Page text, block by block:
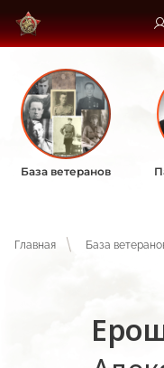
База ветеранов
Главная База